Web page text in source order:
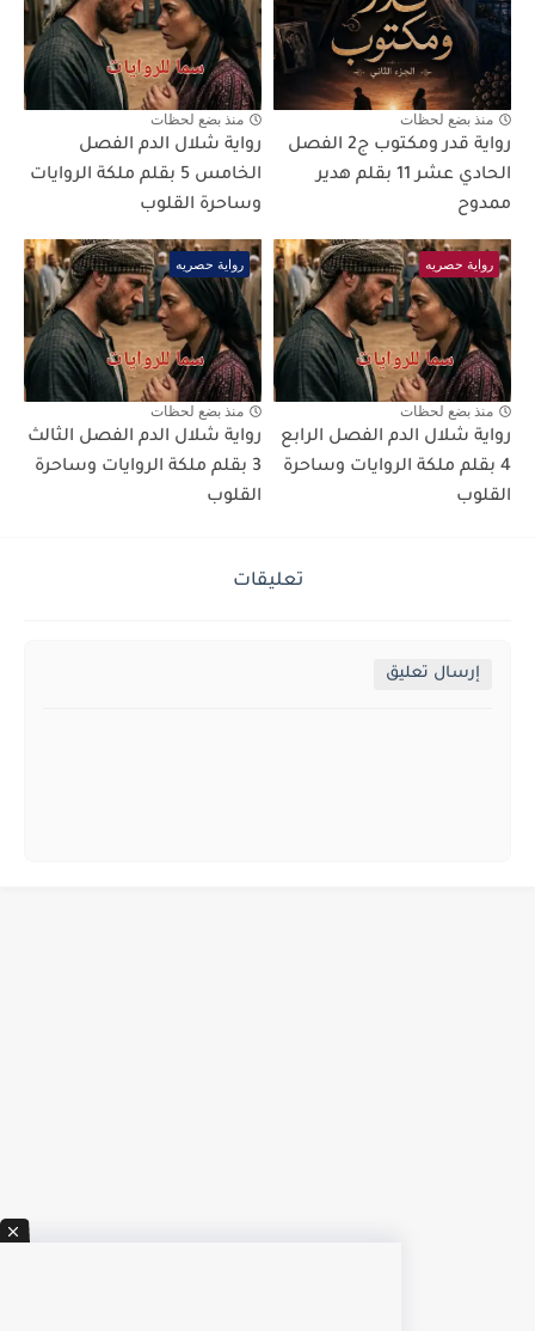
منذ بضع لحظات
رواية قدر ومكتوب ج2 الفصل
الحادي عشر 11 بقلم هدير
ممدوح
منذ بضع لحظات
رواية شلال الدم الفصل
الخامس 5 بقلم ملكة الروايات
وساحرة القلوب
رواية حصريه
منذ بضع لحظات
رواية شلال الدم الفصل الرابع
4 بقلم ملكة الروايات وساحرة
القلوب
رواية حصريه
منذ بضع لحظات
رواية شلال الدم الفصل الثالث
3 بقلم ملكة الروايات وساحرة
القلوب
تعليقات
إرسال تعليق